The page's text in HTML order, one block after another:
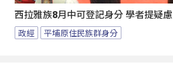
西拉雅族8月中可登記身分 學者提疑慮
政經 平埔原住民族群身分